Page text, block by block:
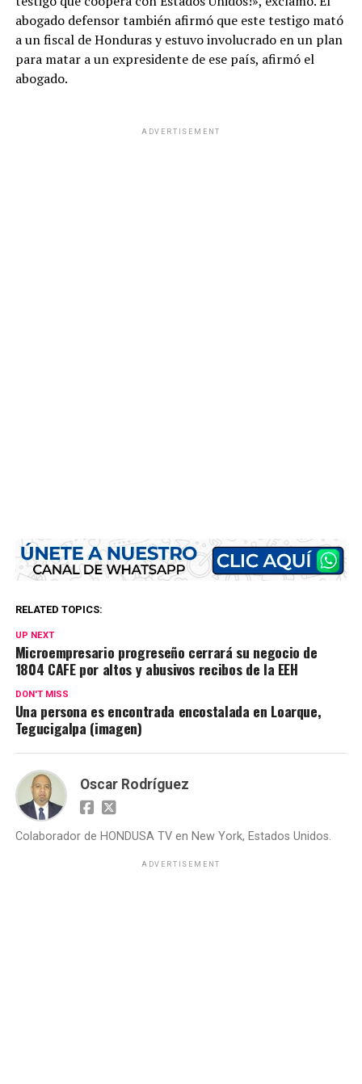
abogado defensor también afirmó que este testigo mató
a un fiscal de Honduras y estuvo involucrado en un plan
para matar a un expresidente de ese país, afirmó el
abogado.
ADVERTISEMENT
RELATED TOPICS:
UP NEXT
Microempresario progreseño cerrará su negocio de
1804 CAFE por altos y abusivos recibos de la EEH
DON'T MISS
Una persona es encontrada encostalada en Loarque,
Tegucigalpa (imagen)
Oscar Rodríguez
Colaborador de HONDUSA TV en New York, Estados Unidos.
ADVERTISEMENT